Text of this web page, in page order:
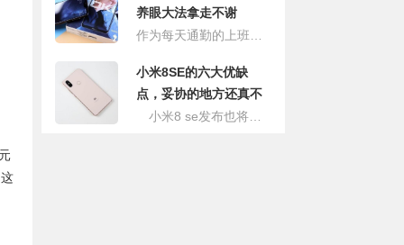
养眼大法拿走不谢
小米8SE的六大优缺
点，妥协的地方还真不